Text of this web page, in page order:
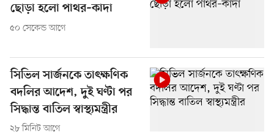
ছোড়া হলো পাথর–কাদা
৫০ সেকেন্ড আগে
সিভিল সার্জনকে তাৎক্ষণিক
বদলির আদেশ, দুই ঘণ্টা পর
সিদ্ধান্ত বাতিল স্বাস্থ্যমন্ত্রীর
২৮ মিনিট আগে